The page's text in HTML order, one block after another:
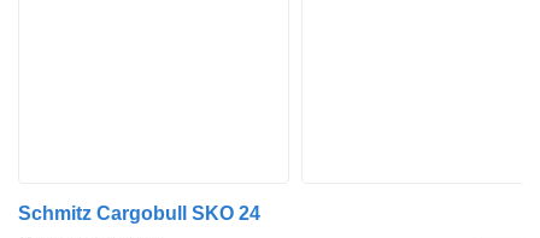
Schmitz Cargobull SKO 24